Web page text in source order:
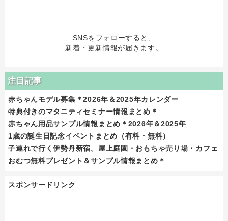
SNSをフォローすると、
新着・更新情報が届きます。
注目記事
赤ちゃんモデル募集＊2026年＆2025年カレンダー
特典付きのマタニティセミナー情報まとめ＊
赤ちゃん用品サンプル情報まとめ＊2026年＆2025年
1歳の誕生日記念イベントまとめ（有料・無料）
子連れで行く伊勢丹新宿。屋上庭園・おもちゃ売り場・カフェ
おむつ無料プレゼント＆サンプル情報まとめ＊
スポンサードリンク